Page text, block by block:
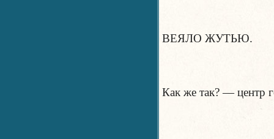
ВЕЯЛО ЖУТЬЮ.
Как же так? — центр